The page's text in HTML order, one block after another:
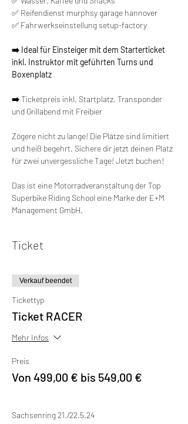
✅ Reifendienst murphsy garage hannover
✅ Fahrwerkseinstellung setup-factory
➡️ Ideal für Einsteiger mit dem Starterticket
inkl. Instruktor mit geführten Turns und
Boxenplatz
➡️ Ticketpreis inkl. Startplatz, Transponder
und Grillabend mit Freibier
Zögere nicht zu lange! Die Plätze sind limitiert
und heiß begehrt. Sichere dir jetzt deinen Platz
für zwei unvergessliche Tage! Jetzt buchen!
Das ist eine Motorradveranstaltung der Top
Superbike Riding School eine Marke der E+M
Management GmbH.
Ticket
Verkauf beendet
Tickettyp
Ticket RACER
Mehr Infos
Preis
Von 499,00 € bis 549,00 €
Sachsenring 21./22.5.24